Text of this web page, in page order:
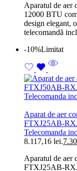
Aparatul de aer
12000 BTU
design elegant,
telecomandă
-10%Limitat
Aparat de aer
FTXJ25AB-
Telecomanda
8.117,16 lei.
Aparatul de aer
FTXJ25AB-